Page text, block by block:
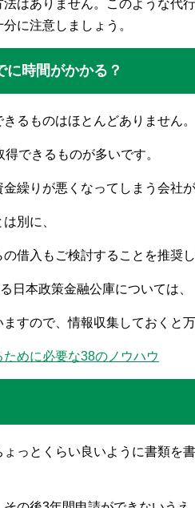
はありません。このような代
に注意しましょう。
に時間がかかる？
るものはほとんどありません。
できるものが多いです。
繰りが悪くなってしまう会社
別に、
借入もご検討することを推奨し
日本政策金融公庫については、
すので、情報収集しておくと
めに必要な38のノウハウ
っとくらい良いように書類を